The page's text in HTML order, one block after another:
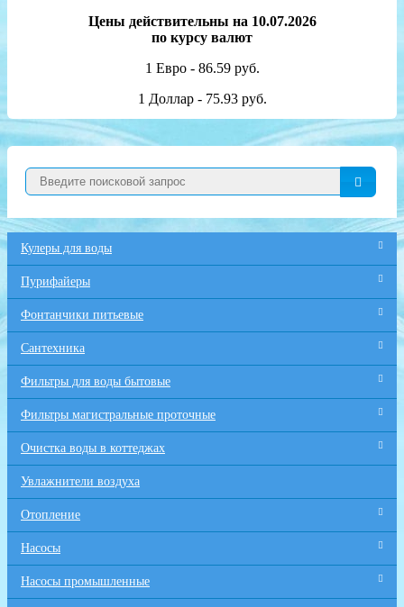
Цены действительны на 10.07.2026
по курсу валют
1 Евро - 86.59 руб.
1 Доллар - 75.93 руб.
Кулеры для воды
Пурифайеры
Фонтанчики питьевые
Сантехника
Фильтры для воды бытовые
Фильтры магистральные проточные
Очистка воды в коттеджах
Увлажнители воздуха
Отопление
Насосы
Насосы промышленные